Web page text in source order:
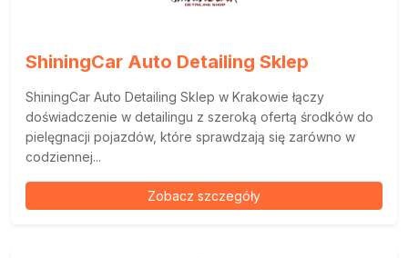
ShiningCar Auto Detailing Sklep
ShiningCar Auto Detailing Sklep w Krakowie łączy
doświadczenie w detailingu z szeroką ofertą środków do
pielęgnacji pojazdów, które sprawdzają się zarówno w
codziennej...
Zobacz szczegóły